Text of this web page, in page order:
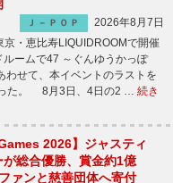
Ｊ－ＰＯＰ
2026年8月7日
・恵比寿LIQUIDROOMで開催
ルームで47 ～ぐんゆうかっぽ
わせて、本イベントのラストを
った。 8月3日、4日の2 … 続き
2026】ジャスティ
が総合優勝、賞金約1億
ァンと慈善団体へ寄付